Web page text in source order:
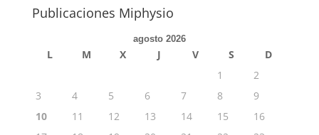
Publicaciones Miphysio
agosto 2026
L M X J V S
D
1
2
3
4 5 6 7 8
9
10
11 12 13 14 15
16